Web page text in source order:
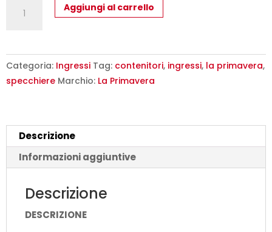
Ingresso
Rotondi
La
619
Design
Mod
quantità
Aggiungi al carrello
Categoria: Ingressi Tag: contenitori, ingressi, la primavera,
specchiere Marchio: La Primavera
Descrizione
Informazioni aggiuntive
Descrizione
DESCRIZIONE